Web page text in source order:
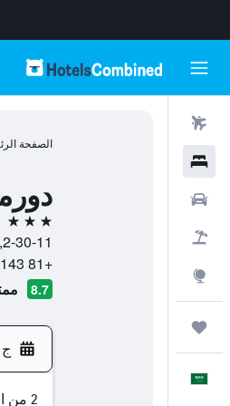
الصفحة
3 نجوم
2-30-11, Nakajima-Cho, 050-0074, موروران, محافظة هوكايدو, اليابان
+81 143 415 489
8.7
ج 14/8
2 من الضيوف، غرفة واحدة